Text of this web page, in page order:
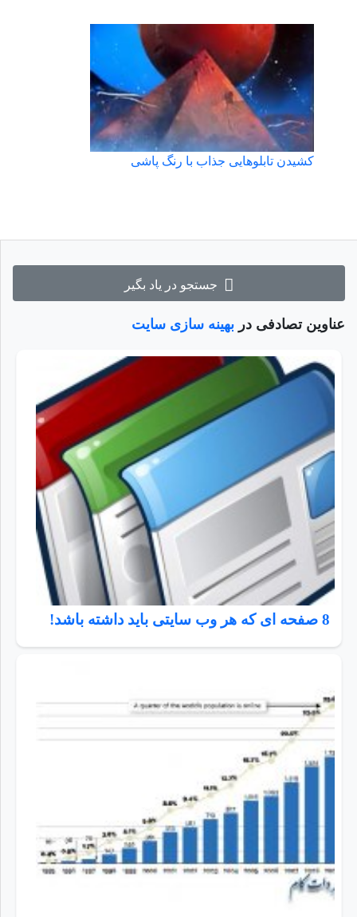
جستجو در یاد بگیر
عناوین تصادفی در بهینه سازی سایت
8 صفحه ای که هر وب سایتی باید داشته باشد!
کشیدن تابلوهایی جذاب با رنگ پاشی